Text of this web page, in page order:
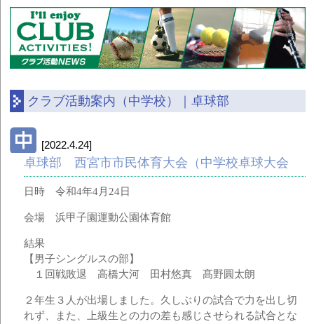
クラブ活動案内（中学校）｜卓球部
[2022.4.24]
卓球部 西宮市市民体育大会（中学校卓球大会
日時 令和4年4月24日
会場 浜甲子園運動公園体育館
結果
【男子シングルスの部】
１回戦敗退 高橋大河 田村悠真 髙野圓太朗
２年生３人が出場しました。久しぶりの試合で力を出し切
れず、また、上級生との力の差も感じさせられる試合とな